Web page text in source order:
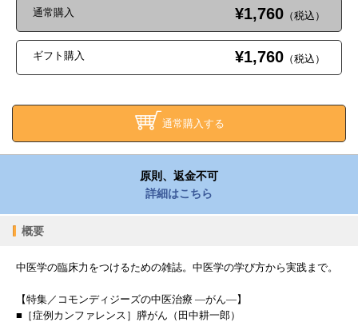
通常購入 ¥1,760 （税込）
ギフト購入 ¥1,760 （税込）
通常購入する
原則、返金不可
詳細はこちら
概要
中医学の臨床力をつけるための雑誌。中医学の学び方から実践まで。
【特集／コモンディジーズの中医治療 ―がん―】
■［症例カンファレンス］膵がん（田中耕一郎）